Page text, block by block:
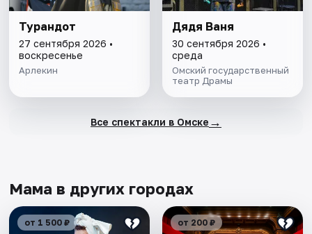
Турандот
27 сентября 2026 •
воскресенье
Арлекин
Дядя Ваня
30 сентября 2026 •
среда
Омский государственный
театр Драмы
Все спектакли в Омске →
Мама в других городах
от 1 500 ₽ от 200 ₽